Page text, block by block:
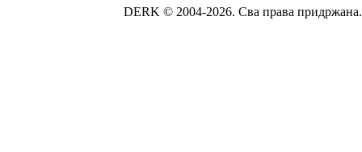
DERK © 2004-2026. Сва права придржана.